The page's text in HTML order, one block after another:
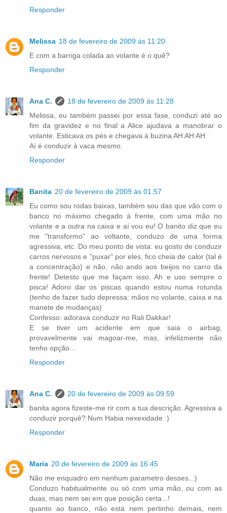
Responder
Melissa 18 de fevereiro de 2009 às 11:20
E com a barriga colada ao volante é o quê?
Responder
Ana C.
18 de fevereiro de 2009 às 11:28
Melissa, eu também passei por essa fase, conduzi até ao
fim da gravidez e no final a Alice ajudava a manobrar o
volante. Esticava os pés e chegava à buzina AH AH AH
Aí é conduzir à vaca mesmo.
Responder
Banita 20 de fevereiro de 2009 às 01:57
Eu como sou rodas baixas, também sou das que vão com o
banco no máximo chegado à frente, com uma mão no
volante e a outra na caixa e aí vou eu! O banito diz que eu
me "transformo" ao voltante, conduzo de uma forma
agressiva, etc. Do meu ponto de vista: eu gosto de conduzir
carros nervosos e "puxar" por eles, fico cheia de calor (tal é
a concentração) e não, não ando aos beijos no carro da
frente! Detesto que me façam isso. Ah e uso sempre o
pisca! Adoro dar os piscas quando estou numa rotunda
(tenho de fazer tudo depressa: mãos no volante, caixa e na
manete de mudanças)
Confesso: adorava conduzir no Rali Dakkar!
E se tiver um acidente em que saia o airbag,
provavelmente vai magoar-me, mas, infelizmente não
tenho opção...
Responder
Ana C.
20 de fevereiro de 2009 às 09:59
banita agora fizeste-me rir com a tua descrição. Agressiva a
conduzir porquê? Num Habia nexexidade :)
Responder
Maria 20 de fevereiro de 2009 às 16:45
Não me enquadro em nenhum parametro desses..:)
Conduzo habitualmente ou só com uma mão, ou com as
duas, mas nem sei em que posição certa...!
quanto ao banco, não está nem pertinho demais, nem